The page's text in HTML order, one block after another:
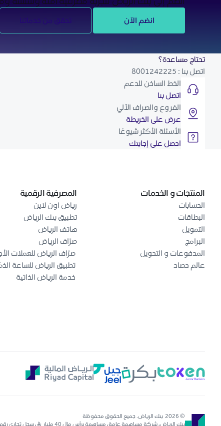
انضم الآن تحقق من خدماتنا
تحتاج مساعدة؟
اتصل بنا : 8001242225
الخط الساخن للدعم
اتصل بنا
الفروع والصراف الآلي
عرض على الخريطة
الأسئلة الأكثر شيوعًا
احصل على إجابتك
المنتجات و الخدمات
الحسابات
البطاقات
التمويل
البرامج
المدفوعات و التحويل
عالم حصاد
المصرفية الرقمية
رياض اون لاين
تطبيق بنك الرياض
هاتف الرياض
صرّاف الرياض
صرّاف الرياض للعملات
تطبيق الرياض للساعة
خدمة الرياض الذاتية
© 2026 بنك الرياض. جميع الحقوق محفوظة